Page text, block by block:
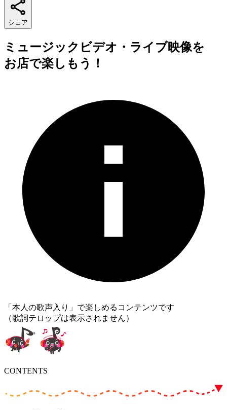
シェア
ミュージックビデオ・ライブ映像を
お店で楽しもう！
「本人の歌声入り」で楽しめるコンテンツです
（歌詞テロップは表示されません）
CONTENTS